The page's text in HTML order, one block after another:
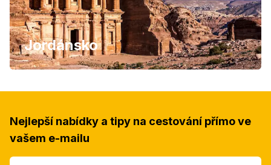
Jordánsko
Nejlepší nabídky a tipy na cestování přímo ve
vašem e-mailu